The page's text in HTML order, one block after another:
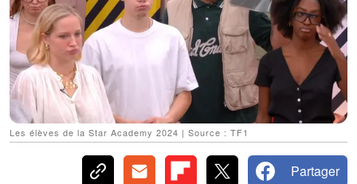
Les élèves de la Star Academy 2024 | Source : TF1
Partager